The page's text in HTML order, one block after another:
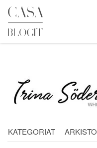
Skip
content
KATEGORIAT ARKISTO